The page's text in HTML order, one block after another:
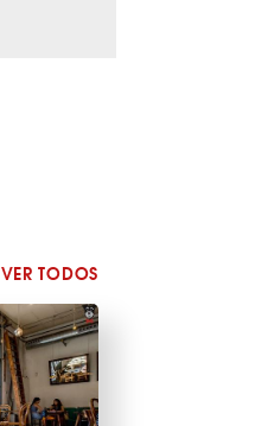
VER TODOS